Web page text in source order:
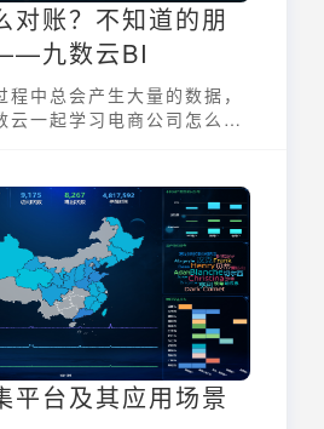
对账？不知道的朋
九数云BI
中总会产生大量的数据，
云一起学习电商公司怎么对
平台及其应用场景